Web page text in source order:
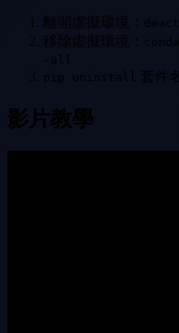
離開虛擬環境：
移除虛擬環境：
-all
pip uninstall
套件
影片教學